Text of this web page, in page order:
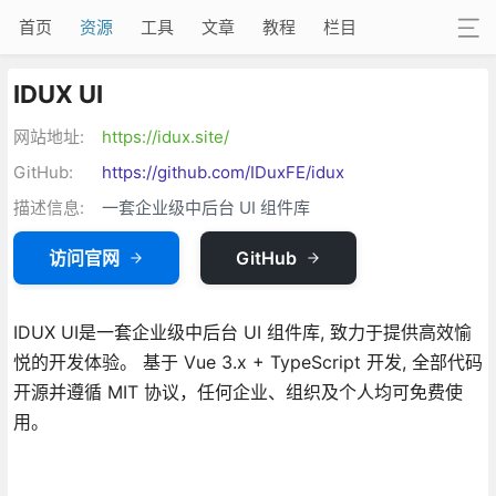
首页 资源 工具 文章 教程 栏目
IDUX UI
网站地址:
https://idux.site/
GitHub:
https://github.com/IDuxFE/idux
描述信息:
一套企业级中后台 UI 组件库
访问官网 GitHub
IDUX UI是一套企业级中后台 UI 组件库, 致力于提供高效愉
悦的开发体验。 基于 Vue 3.x + TypeScript 开发, 全部代码
开源并遵循 MIT 协议，任何企业、组织及个人均可免费使
用。